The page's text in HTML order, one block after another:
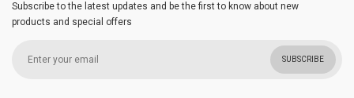
Subscribe to the latest updates and be the first to know about new
products and special offers
SUBSCRIBE